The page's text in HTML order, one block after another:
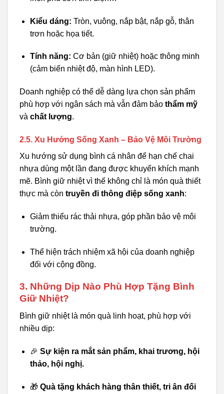
Kiểu dáng: Tròn, vuông, nắp bật, nắp gỗ, thân
trơn hoặc họa tiết.
Tính năng: Cơ bản (giữ nhiệt) hoặc thông minh
(cảm biến nhiệt độ, màn hình LED).
Doanh nghiệp có thể dễ dàng lựa chọn sản phẩm
phù hợp với ngân sách mà vẫn đảm bảo thẩm mỹ
và chất lượng.
2.5. Xu Hướng Sống Xanh – Bảo Vệ Môi Trường
Xu hướng sử dụng bình cá nhân để hạn chế chai
nhựa dùng một lần đang được khuyến khích mạnh
mẽ. Bình giữ nhiệt vì thế không chỉ là món quà thiết
thực mà còn truyền đi thông điệp sống xanh:
Giảm thiểu rác thải nhựa, góp phần bảo vệ môi
trường.
Thể hiện trách nhiệm xã hội của doanh nghiệp
đối với cộng đồng.
3. Những Dịp Nào Phù Hợp Tặng Bình
Giữ Nhiệt?
Bình giữ nhiệt là món quà linh hoạt, phù hợp với
nhiều dịp:
🎉 Sự kiện ra mắt sản phẩm, khai trương, hội
thảo, hội nghị.
🎁 Quà tặng khách hàng thân thiết, tri ân đối